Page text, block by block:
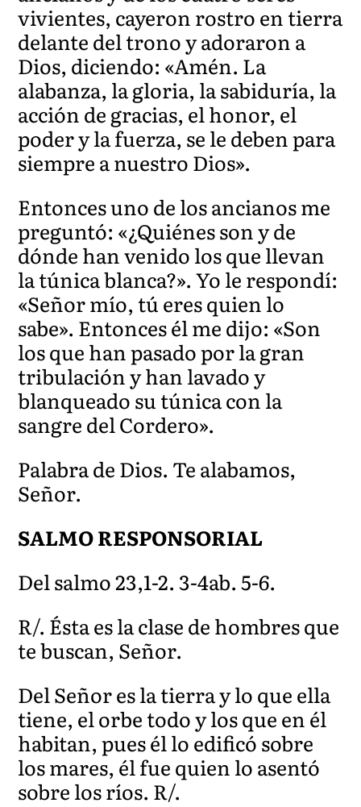
vivientes, cayeron rostro en tierra
delante del trono y adoraron a
Dios, diciendo: «Amén. La
alabanza, la gloria, la sabiduría, la
acción de gracias, el honor, el
poder y la fuerza, se le deben para
siempre a nuestro Dios».
Entonces uno de los ancianos me
preguntó: «¿Quiénes son y de
dónde han venido los que llevan
la túnica blanca?». Yo le respondí:
«Señor mío, tú eres quien lo
sabe». Entonces él me dijo: «Son
los que han pasado por la gran
tribulación y han lavado y
blanqueado su túnica con la
sangre del Cordero».
Palabra de Dios. Te alabamos,
Señor.
SALMO RESPONSORIAL
Del salmo 23,1-2. 3-4ab. 5-6.
R/. Ésta es la clase de hombres que
te buscan, Señor.
Del Señor es la tierra y lo que ella
tiene, el orbe todo y los que en él
habitan, pues él lo edificó sobre
los mares, él fue quien lo asentó
sobre los ríos. R/.